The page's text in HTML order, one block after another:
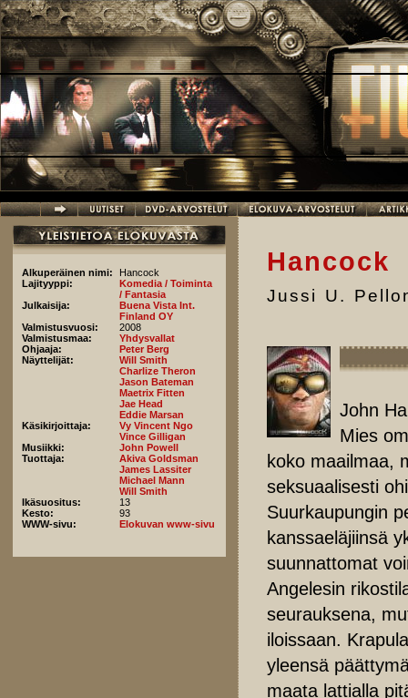
Hyppää pääsisältöön
Alkuperäinen nimi:
Hancock
Lajityyppi:
Komedia / Toiminta
/ Fantasia
Julkaisija:
Buena Vista Int.
Finland OY
Valmistusvuosi:
2008
Valmistusmaa:
Yhdysvallat
Ohjaaja:
Peter Berg
Näyttelijät:
Will Smith
Charlize Theron
Jason Bateman
Maetrix Fitten
Jae Head
Eddie Marsan
Käsikirjoittaja:
Vy Vincent Ngo
Vince Gilligan
Musiikki:
John Powell
Tuottaja:
Akiva Goldsman
James Lassiter
Michael Mann
Will Smith
Ikäsuositus:
13
Kesto:
93
WWW-sivu:
Elokuvan www-sivu
Hancock
Jussi U.
John
Mies
koko maailmaa,
seksuaalisesti
Suurkaupungin
kanssaeläjiinsä
suunnattomat
Angelesin
seurauksena,
iloissaan.
yleensä
maata lattialla